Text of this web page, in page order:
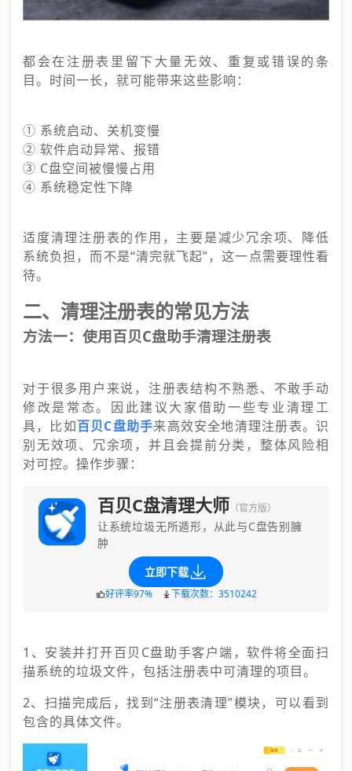
都会在注册表里留下大量无效、重复或错误的条
目。时间一长，就可能带来这些影响：
① 系统启动、关机变慢
② 软件启动异常、报错
③ C盘空间被慢慢占用
④ 系统稳定性下降
适度清理注册表的作用，主要是减少冗余项、降低
系统负担，而不是“清完就飞起”，这一点需要理性看
待。
二、清理注册表的常见方法
方法一：使用百贝C盘助手清理注册表
对于很多用户来说，注册表结构不熟悉、不敢手动
修改是常态。因此建议大家借助一些专业清理工
具，比如百贝C盘助手来高效安全地清理注册表。识
别无效项、冗余项，并且会提前分类，整体风险相
对可控。操作步骤：
百贝C盘清理大师 （官方版）
让系统垃圾无所遁形，从此与C盘告别臃
肿
立即下载
好评率97% 下载次数：3510242
1、安装并打开百贝C盘助手客户端，软件将全面扫
描系统的垃圾文件，包括注册表中可清理的项目。
2、扫描完成后，找到“注册表清理”模块，可以看到
包含的具体文件。